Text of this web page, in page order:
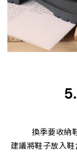
換季要收納
建議將鞋子放入